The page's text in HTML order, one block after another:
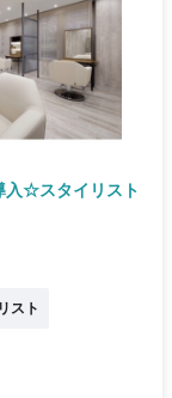
入☆スタイリスト
スト